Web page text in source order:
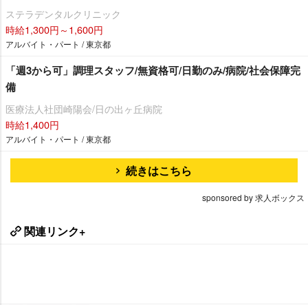
ステラデンタルクリニック
時給1,300円～1,600円
アルバイト・パート / 東京都
「週3から可」調理スタッフ/無資格可/日勤のみ/病院/社会保障完
備
医療法人社団崎陽会/日の出ヶ丘病院
時給1,400円
アルバイト・パート / 東京都
続きはこちら
sponsored by 求人ボックス
関連リンク+